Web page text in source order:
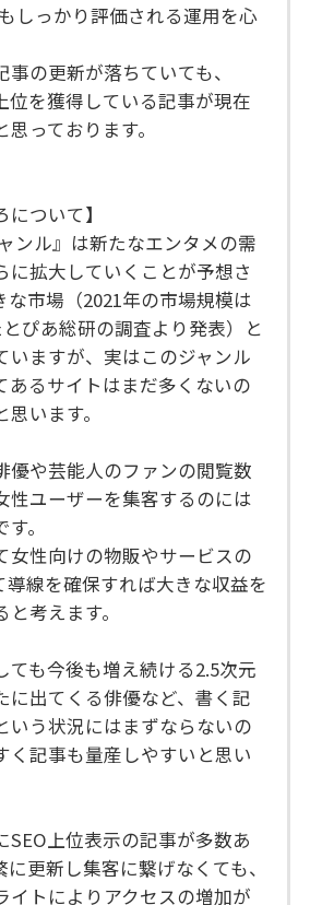
しっかり評価される運用を心
の更新が落ちていても、
位を獲得している記事が現在
っております。
について】
ンル』は新たなエンタメの需
に拡大していくことが予想さ
な市場（2021年の市場規模は
ぴあ総研の調査より発表）と
いますが、実はこのジャンル
あるサイトはまだ多くないの
います。
優や芸能人のファンの閲覧数
性ユーザーを集客するのには
。
女性向けの物販やサービスの
導線を確保すれば大きな収益を
考えます。
ても今後も増え続ける2.5次元
に出てくる俳優など、書く記
いう状況にはまずならないの
く記事も量産しやすいと思い
SEO上位表示の記事が多数あ
更新し集客に繋げなくても、
イトによりアクセスの増加が